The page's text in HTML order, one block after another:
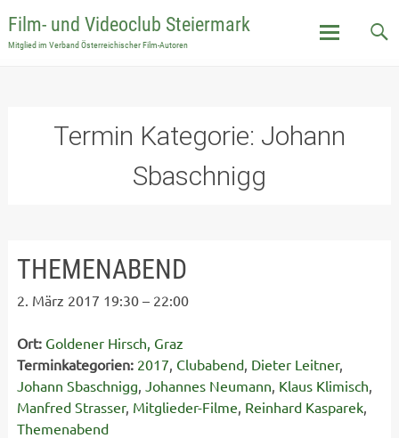
Film- und Videoclub Steiermark
Mitglied im Verband Österreichischer Film-Autoren
Termin Kategorie: Johann
Sbaschnigg
THEMENABEND
2. März 2017 19:30– 22:00
Ort: Goldener Hirsch, Graz
Terminkategorien: 2017, Clubabend, Dieter Leitner,
Johann Sbaschnigg, Johannes Neumann, Klaus Klimisch,
Manfred Strasser, Mitglieder-Filme, Reinhard Kasparek,
Themenabend